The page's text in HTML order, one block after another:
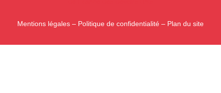
Mentions légales – Politique de confidentialité – Plan du site